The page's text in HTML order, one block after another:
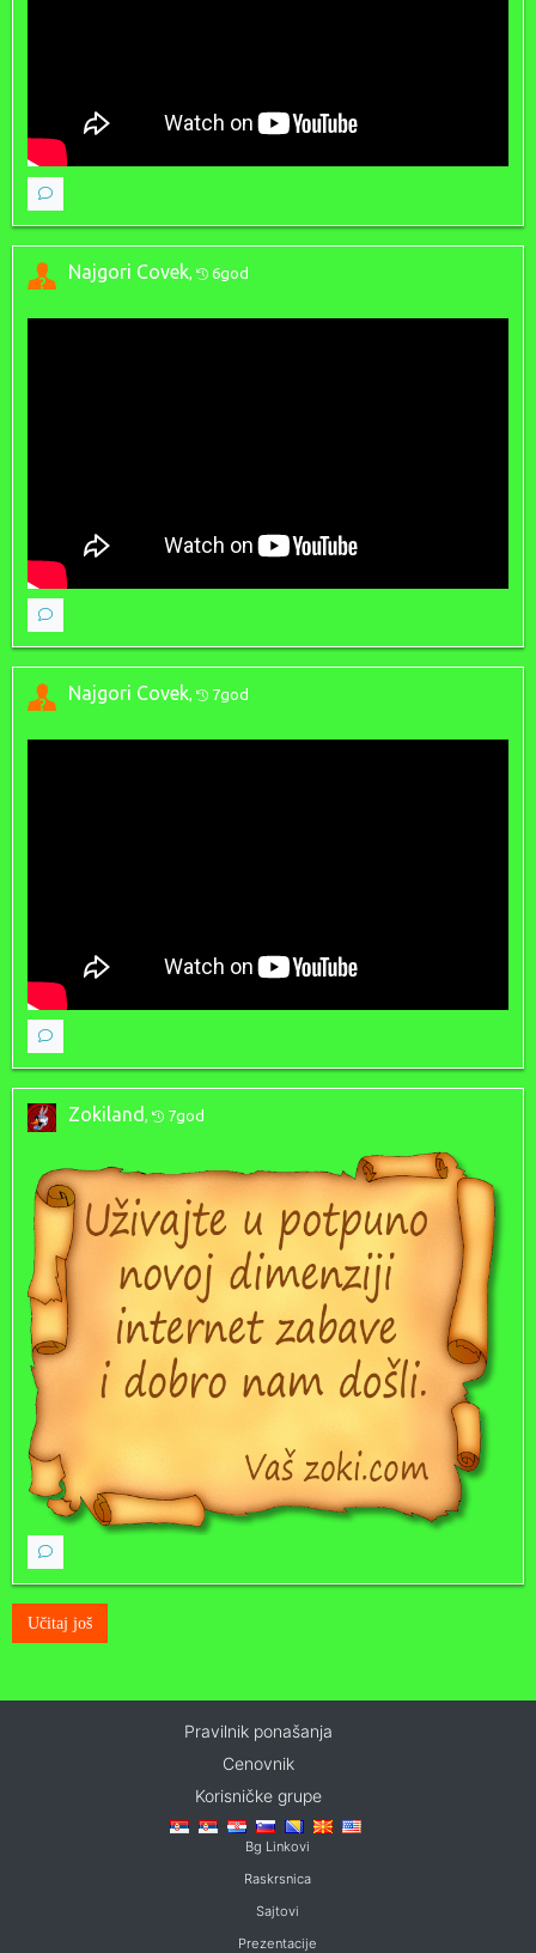
Najgori Covek 6god
Najgori Covek 7god
Zokiland , 7god
Učitaj još
Pravilnik ponašanja
Cenovnik
Korisničke grupe
Bg Linkovi
Raskrsnica
Sajtovi
Prezentacije